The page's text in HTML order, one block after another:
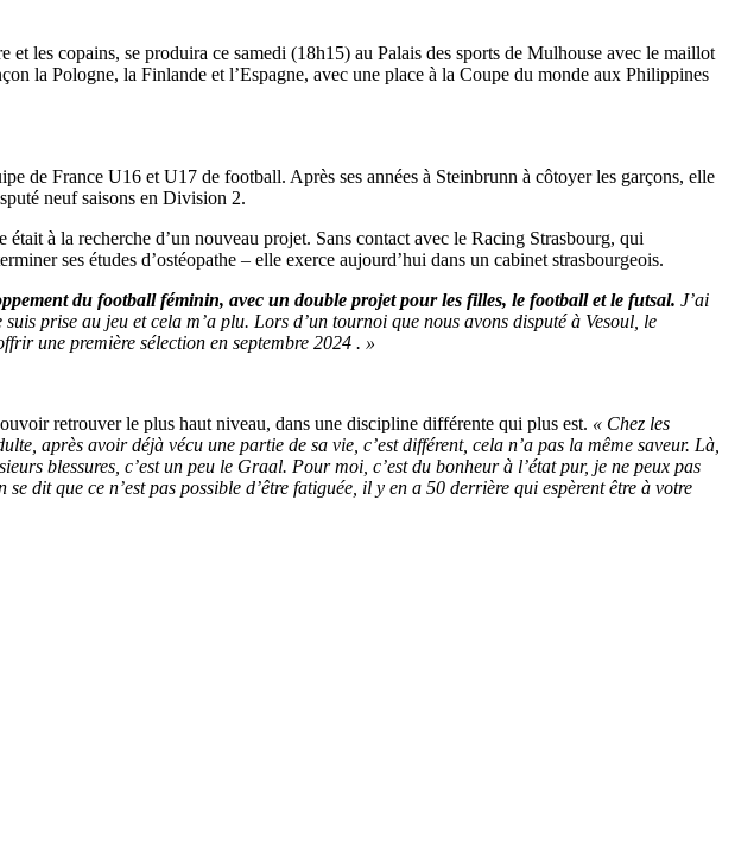
les copains, se produira ce samedi (18h15) au Palais des sports de Mulhouse avec le maillot
la Pologne, la Finlande et l’Espagne, avec une place à la Coupe du monde aux Philippines
de France U16 et U17 de football. Après ses années à Steinbrunn à côtoyer les garçons, elle
neuf saisons en Division 2.
à la recherche d’un nouveau projet. Sans contact avec le Racing Strasbourg, qui
ses études d’ostéopathe – elle exerce aujourd’hui dans un cabinet strasbourgeois.
du football féminin, avec un double projet pour les filles, le football et le futsal. J’ai
prise au jeu et cela m’a plu. Lors d’un tournoi que nous avons disputé à Vesoul, le
une première sélection en septembre 2024 . »
retrouver le plus haut niveau, dans une discipline différente qui plus est. « Chez les
après avoir déjà vécu une partie de sa vie, c’est différent, cela n’a pas la même saveur. Là,
blessures, c’est un peu le Graal. Pour moi, c’est du bonheur à l’état pur, je ne peux pas
dit que ce n’est pas possible d’être fatiguée, il y en a 50 derrière qui espèrent être à votre